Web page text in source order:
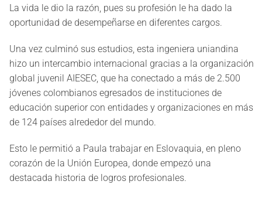
La vida le dio la razón, pues su profesión le ha dado la
oportunidad de desempeñarse en diferentes cargos.
Una vez culminó sus estudios, esta ingeniera uniandina
hizo un intercambio internacional gracias a la organización
global juvenil AIESEC, que ha conectado a más de 2.500
jóvenes colombianos egresados de instituciones de
educación superior con entidades y organizaciones en más
de 124 países alrededor del mundo.
Esto le permitió a Paula trabajar en Eslovaquia, en pleno
corazón de la Unión Europea, donde empezó una
destacada historia de logros profesionales.